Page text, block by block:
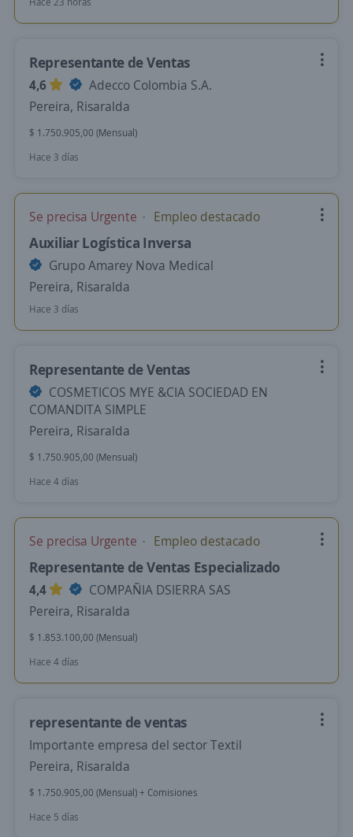
Representante de Ventas
4,6
Adecco Colombia S.A.
Pereira, Risaralda
$ 1.750.905,00 (Mensual)
Hace 3 días
Se precisa Urgente Empleo destacado
Auxiliar Logística Inversa
Grupo Amarey Nova Medical
Pereira, Risaralda
Hace 3 días
Representante de Ventas
COSMETICOS MYE &CIA SOCIEDAD EN
COMANDITA SIMPLE
Pereira, Risaralda
$ 1.750.905,00 (Mensual)
Hace 4 días
Se precisa Urgente Empleo destacado
Representante de Ventas Especializado
4,4
COMPAÑIA DSIERRA SAS
Pereira, Risaralda
$ 1.853.100,00 (Mensual)
Hace 4 días
representante de ventas
Importante empresa del sector Textil
Pereira, Risaralda
$ 1.750.905,00 (Mensual) + Comisiones
Hace 5 días